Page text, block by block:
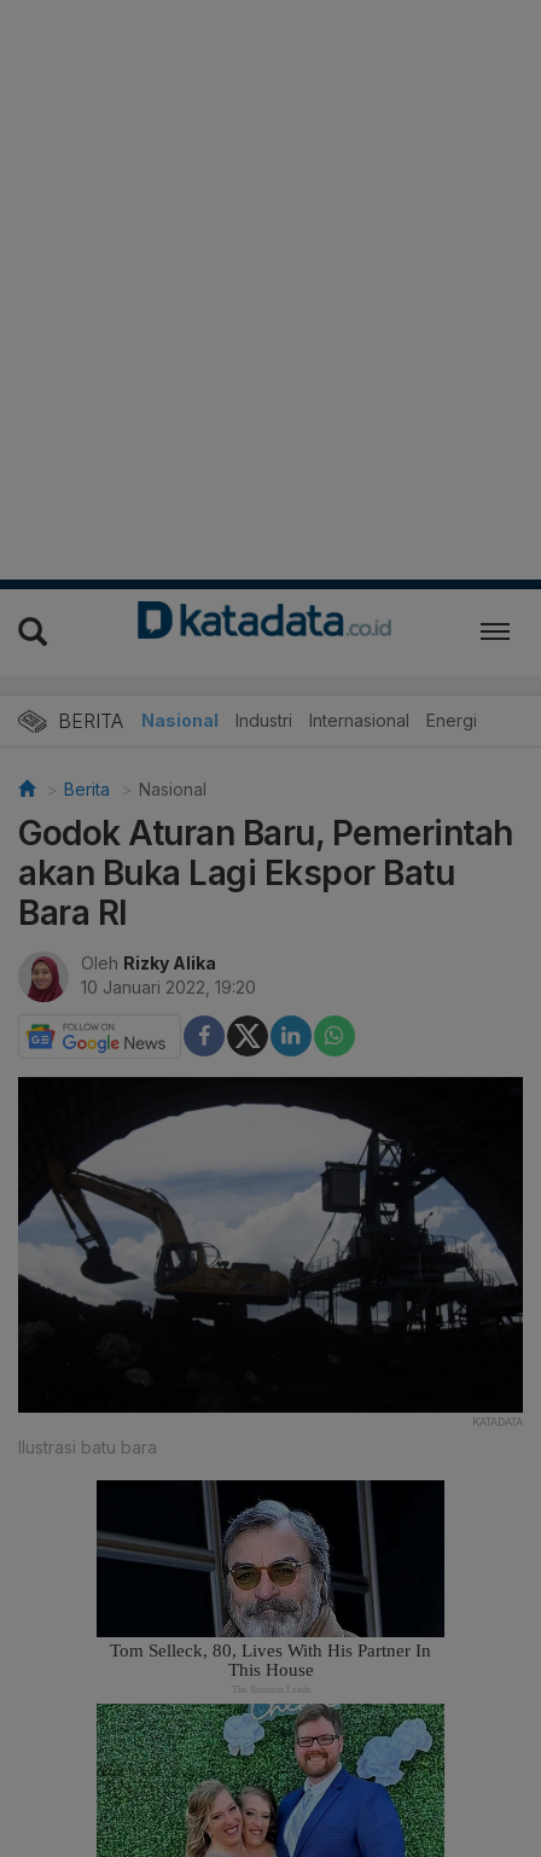
BERITA Nasional Industri Internasional Energi
Berita Nasional
Godok Aturan Baru, Pemerintah
akan Buka Lagi Ekspor Batu
Bara RI
Oleh Rizky Alika
10 Januari 2022, 19:20
KATADATA
Ilustrasi batu bara